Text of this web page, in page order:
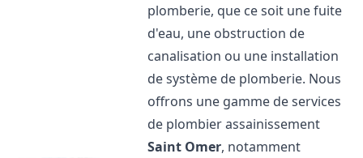
plomberie, que ce soit une fuite
d'eau, une obstruction de
canalisation ou une installation
de système de plomberie. Nous
offrons une gamme de services
de plombier assainissement
Saint Omer, notamment